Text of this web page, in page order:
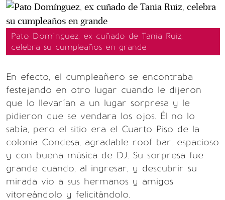
Pato Domínguez, ex cuñado de Tania Ruiz,
celebra su cumpleaños en grande
En efecto, el cumpleañero se encontraba
festejando en otro lugar cuando le dijeron
que lo llevarían a un lugar sorpresa y le
pidieron que se vendara los ojos. Él no lo
sabía, pero el sitio era el Cuarto Piso de la
colonia Condesa, agradable roof bar, espacioso
y con buena música de DJ. Su sorpresa fue
grande cuando, al ingresar, y descubrir su
mirada vio a sus hermanos y amigos
vitoreándolo y felicitándolo.